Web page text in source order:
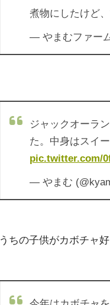
煮物にしたけど
— やまむファー
ジャックオーラ
た。中身はスイ
pic.twitter.com/
— やまむ
うちの子供がカボチャ